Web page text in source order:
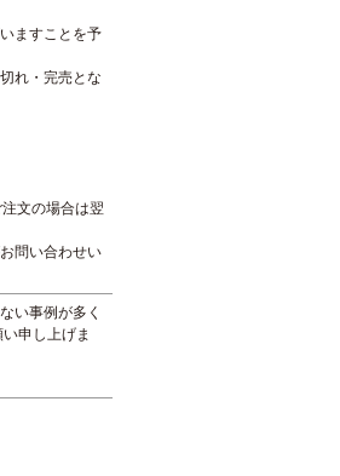
ますことを予
れ・完売とな
文の場合は翌
問い合わせい
い事例が多く
申し上げま